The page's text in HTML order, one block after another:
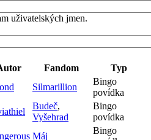
uživatelských jmen.
Fandom
Typ
Silmarillion
Bingo
povídka
Budeč,
Vyšehrad
Bingo
povídka
Máj
Bingo